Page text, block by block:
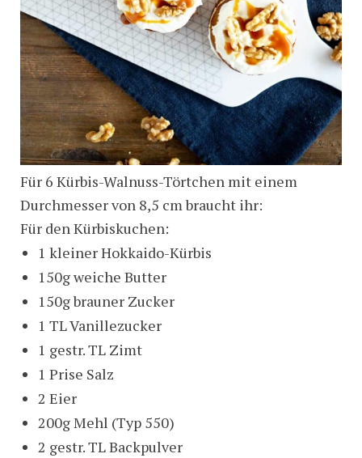
Für 6 Kürbis-Walnuss-Törtchen mit einem
Durchmesser von 8,5 cm braucht ihr:
Für den Kürbiskuchen:
1 kleiner Hokkaido-Kürbis
150g weiche Butter
150g brauner Zucker
1 TL Vanillezucker
1 gestr. TL Zimt
1 Prise Salz
2 Eier
200g Mehl (Typ 550)
2 gestr. TL Backpulver